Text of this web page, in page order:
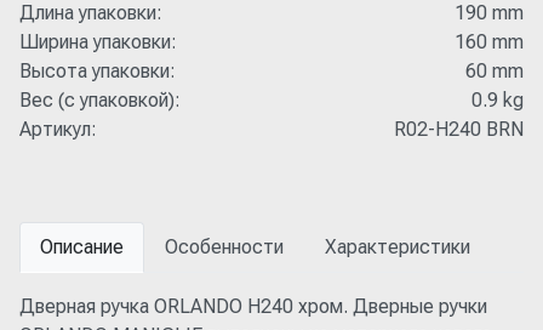
Длина упаковки:
190 mm
Ширина упаковки:
160 mm
Высота упаковки:
60 mm
Вес (с упаковкой):
0.9 kg
Артикул:
R02-H240 BRN
Описание Особенности Характеристики
Дверная ручка ORLANDO H240 хром. Дверные ручки